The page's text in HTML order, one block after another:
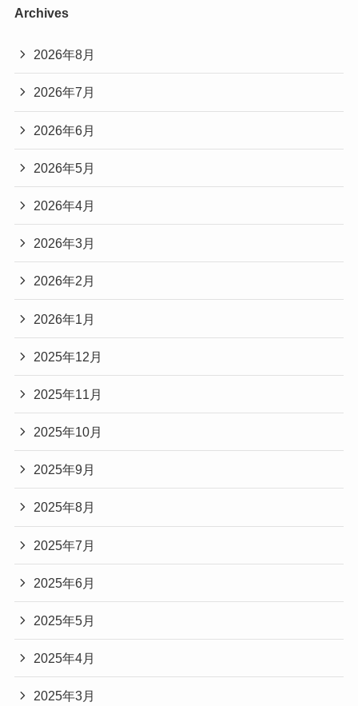
Archives
2026年8月
2026年7月
2026年6月
2026年5月
2026年4月
2026年3月
2026年2月
2026年1月
2025年12月
2025年11月
2025年10月
2025年9月
2025年8月
2025年7月
2025年6月
2025年5月
2025年4月
2025年3月